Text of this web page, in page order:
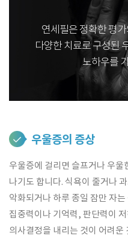
연세필은 정확한 평
다양한 치료로 구성된
노하우를
우울증의 증상
우울증에 걸리면 슬프거나 우울
나기도 합니다. 식욕이 줄거나
악화되거나 하루 종일 잠만 자
집중력이나 기억력, 판단력이
의사결정을 내리는 것이 어려운